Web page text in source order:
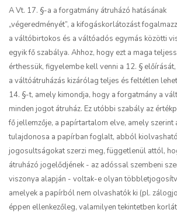
A Vt. 17. §-a a forgatmány átruházó hatásának
„végeredményét”, a kifogáskorlátozást
a váltóbirtokos és a váltóadós egymás közötti
egyik fő szabálya. Ahhoz, hogy ezt a maga
érthessük, figyelembe kell venni a 12. §
a váltóátruházás kizárólag teljes és feltétlen
14. §-t, amely kimondja, hogy a forgatmány a
minden jogot átruház. Ez utóbbi szabály az
fő jellemzője, a papírtartalom elve, amely szerint
tulajdonosa a papírban foglalt, abból kiolvasható
jogosultságokat szerzi meg, függetlenül attól,
átruházó jogelődjének - az adóssal szembeni
viszonya alapján - voltak-e olyan
amelyek a papírból nem olvashatók ki (pl.
éppen ellenkezőleg, valamilyen tekintetben